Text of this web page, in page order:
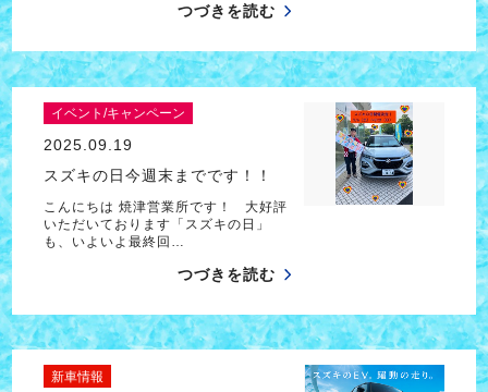
つづきを読む
イベント/キャンペーン
2025.09.19
スズキの日今週末までです！！
こんにちは 焼津営業所です！ 大好評
いただいております「スズキの日」
も、いよいよ最終回…
つづきを読む
新車情報